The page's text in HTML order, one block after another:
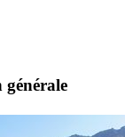
générale